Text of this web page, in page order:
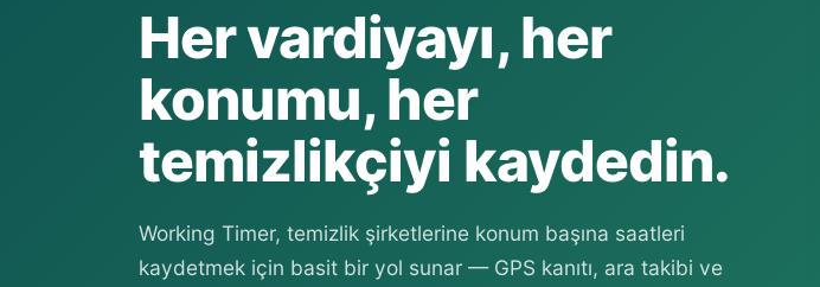
Her vardiyayı, her
konumu, her
temizlikçiyi kaydedin.
Working Timer, temizlik şirketlerine konum başına saatleri
kaydetmek için basit bir yol sunar — GPS kanıtı, ara takibi ve